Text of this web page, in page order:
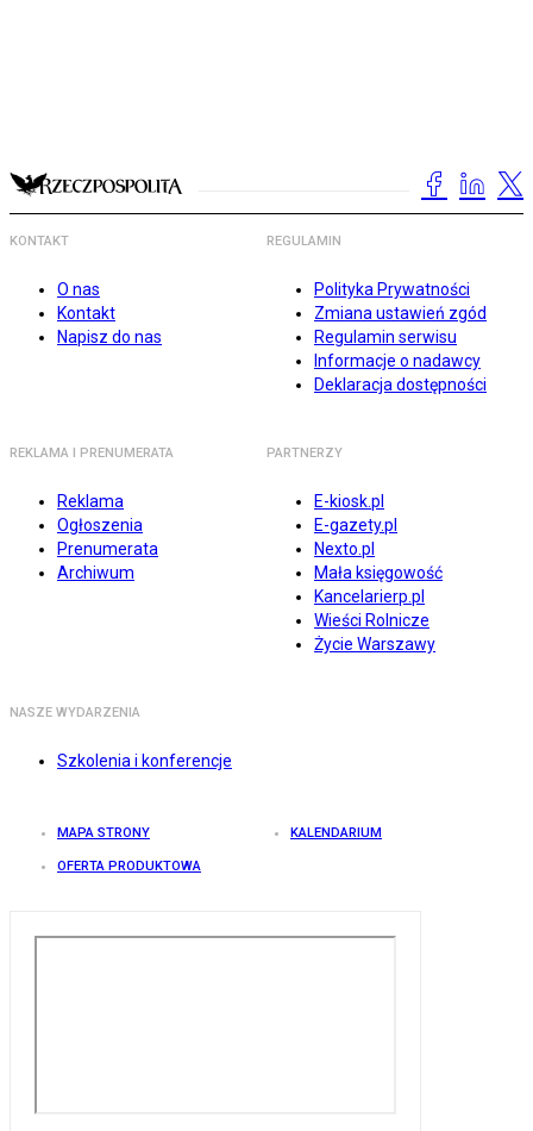
KONTAKT
O nas
Kontakt
Napisz do nas
REGULAMIN
Polityka Prywatności
Zmiana ustawień zgód
Regulamin serwisu
Informacje o nadawcy
Deklaracja dostępności
REKLAMA I PRENUMERATA
Reklama
Ogłoszenia
Prenumerata
Archiwum
PARTNERZY
E-kiosk.pl
E-gazety.pl
Nexto.pl
Mała księgowość
Kancelarierp.pl
Wieści Rolnicze
Życie Warszawy
NASZE WYDARZENIA
Szkolenia i konferencje
MAPA STRONY KALENDARIUM
OFERTA PRODUKTOWA